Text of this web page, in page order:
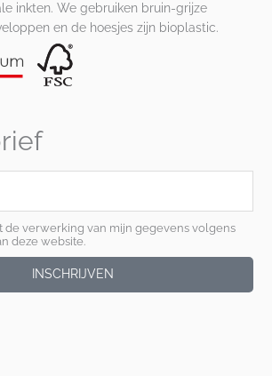
inkten. We gebruiken bruin-grijze
en de hoesjes zijn bioplastic.
de verwerking van mijn gegevens volgens
deze website.
INSCHRIJVEN